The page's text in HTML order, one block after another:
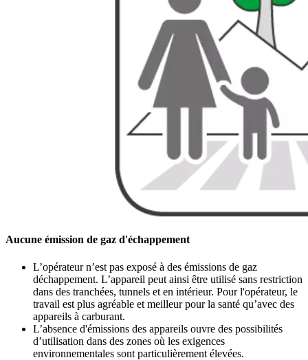
Aucune émission de gaz d'échappement
L’opérateur n’est pas exposé à des émissions de gaz
déchappement. L’appareil peut ainsi être utilisé sans restriction
dans des tranchées, tunnels et en intérieur. Pour l'opérateur, le
travail est plus agréable et meilleur pour la santé qu’avec des
appareils à carburant.
L’absence d'émissions des appareils ouvre des possibilités
d’utilisation dans des zones où les exigences
environnementales sont particulièrement élevées.